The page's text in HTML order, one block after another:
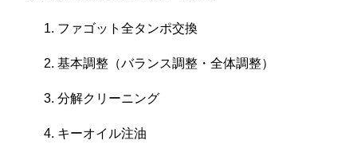
ファゴット全タンポ交換
基本調整（バランス調整・全体調整）
分解クリーニング
キーオイル注油